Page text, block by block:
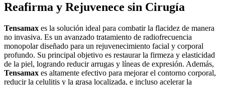
Reafirma y Rejuvenece sin Cirugía
Tensamax es la solución ideal para combatir la flacidez de manera
no invasiva. Es un avanzado tratamiento de radiofrecuencia
monopolar diseñado para un rejuvenecimiento facial y corporal
profundo. Su principal objetivo es restaurar la firmeza y elasticidad
de la piel, logrando reducir arrugas y líneas de expresión. Además,
Tensamax es altamente efectivo para mejorar el contorno corporal,
reducir la celulitis y la grasa localizada, e incluso acelerar la